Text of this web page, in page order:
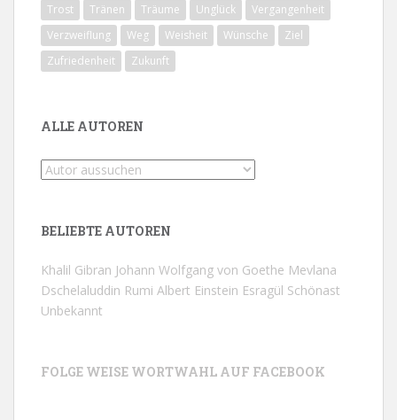
Trost
Tränen Träume Unglück
Vergangenheit
Verzweiflung
Weg Weisheit Wünsche
Ziel
Zufriedenheit
Zukunft
ALLE AUTOREN
BELIEBTE AUTOREN
Khalil Gibran Johann Wolfgang von Goethe Mevlana
Dschelaluddin Rumi Albert Einstein Esragül Schönast
Unbekannt
FOLGE WEISE WORTWAHL AUF FACEBOOK